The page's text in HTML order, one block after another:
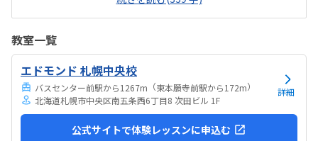
ん。もっと安い方が嬉しいですが、プログラミング教室の月謝として
は一般的な料金だと思います。クエストをクリアしていくのが進んで
コンがないけれど、アルファベットを覚えたりタイピングができるよ
うになっているので良かったと思っています。特にありません。
教室一覧
エドモンド 札幌中央校
バスセンター前駅から1267m （東本願寺前駅から172m）
北海道札幌市中央区南五条西6丁目8 次田ビル 1F
詳細
公式サイトで体験レッスンに申込む